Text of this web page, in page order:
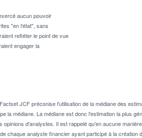
aucun pouvoir
"en l'état", sans
refléter le point de vue
engager la
JCF préconise l'utilisation de la médiane des
médiane. La médiane est donc l'estimation la plus
d'analystes. Il est rappelé qu'en aucune
chaque analyste financier ayant participé à la création